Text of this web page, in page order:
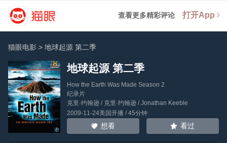
查看更多精彩评论 打开App
猫眼电影 >地球起源 第二季
地球起源 第二季
How the Earth Was Made Season 2
纪录片
克里·约翰逊/ 克里·约翰逊/Jonathan Keeble
2009-11-24美国开播 / 45分钟
想看 看过